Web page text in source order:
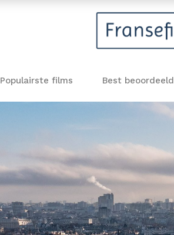
Populairste films Best beoordeeld